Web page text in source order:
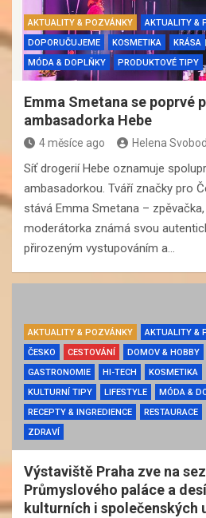
AKTUALITY & POZVÁNKY
AKTUALITY &
DOPORUČUJEME
KOSMETIKA KRÁSA
MÓDA & DOPLŇKY
PRODUKTOVÉ TIPY
Emma Smetana se poprvé
ambasadorka Hebe
4 měsíce ago Helena
Síť drogerií Hebe oznamuje
ambasadorkou. Tváří značky pro
stává Emma Smetana –
moderátorka známá svou
přirozeným vystupováním a…
AKTUALITY & POZVÁNKY AKTUALITY &
ČESKO
CESTOVÁNÍ DOMOV & HOBBY
GASTRONOMIE
HI-TECH KOSMETIKA
KULTURNÍ TIPY
LIFESTYLE
MÓDA &
RECEPTY & INGREDIENCE
RESTAURACE
ZDRAVÍ
Výstaviště Praha zve na
Průmyslového paláce a
kulturních i společenských